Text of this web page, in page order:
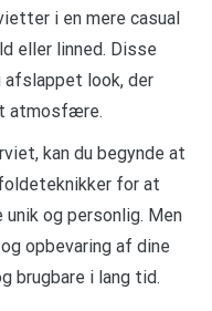
i en mere casual
eller linned. Disse
afslappet look, der
atmosfære.
kan du begynde at
for at
og personlig. Men
opbevaring af dine
brugbare i lang tid.